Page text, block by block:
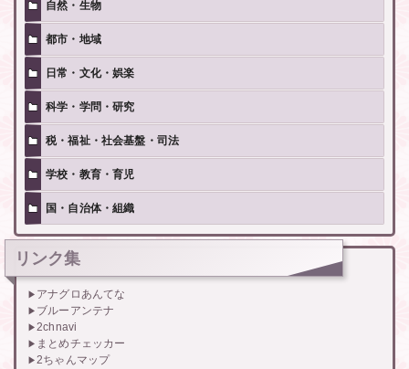
自然・生物
都市・地域
日常・文化・娯楽
科学・学問・研究
税・福祉・社会基盤・司法
学校・教育・育児
国・自治体・組織
リンク集
アナグロあんてな
ブルーアンテナ
2chnavi
まとめチェッカー
2ちゃんマップ